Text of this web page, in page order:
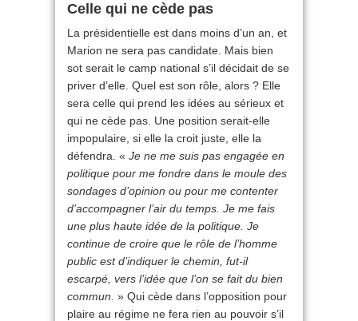
Celle qui ne cède pas
La présidentielle est dans moins d’un an, et
Marion ne sera pas candidate. Mais bien
sot serait le camp national s’il décidait de se
priver d’elle. Quel est son rôle, alors ? Elle
sera celle qui prend les idées au sérieux et
qui ne cède pas. Une position serait-elle
impopulaire, si elle la croit juste, elle la
défendra. « Je ne me suis pas engagée en
politique pour me fondre dans le moule des
sondages d’opinion ou pour me contenter
d’accompagner l’air du temps. Je me fais
une plus haute idée de la politique. Je
continue de croire que le rôle de l’homme
public est d’indiquer le chemin, fut-il
escarpé, vers l’idée que l’on se fait du bien
commun. » Qui cède dans l’opposition pour
plaire au régime ne fera rien au pouvoir s’il